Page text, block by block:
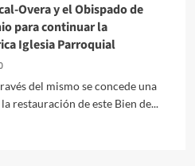
Overa y el Obispado de
para continuar la
Iglesia Parroquial
del mismo se concede una
restauración de este Bien de...